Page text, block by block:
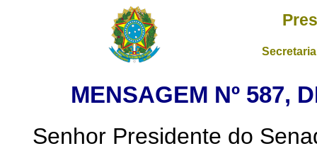
MENSAGEM Nº 587,
Senhor Presidente do